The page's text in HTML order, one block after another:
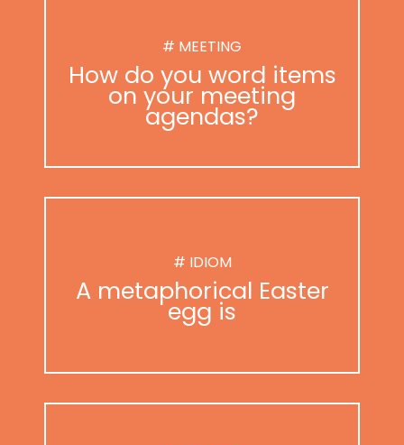
# MEETING
How do you word items
on your meeting
agendas?
# IDIOM
A metaphorical Easter
egg is